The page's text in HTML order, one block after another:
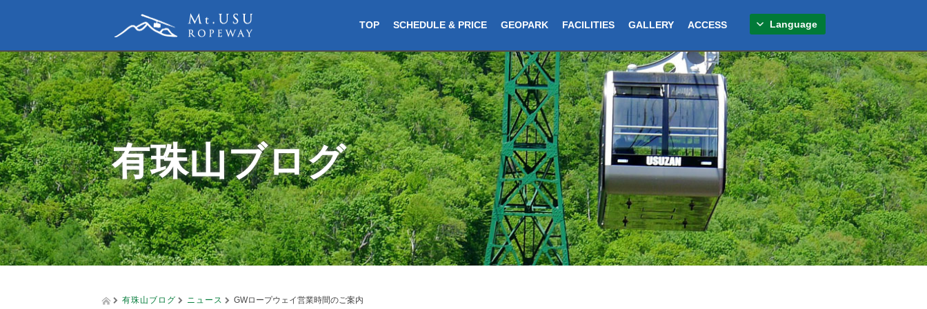
TOP SCHEDULE & PRICE GEOPARK FACILITIES GALLERY ACCESS Language
有珠山ブログ
有珠山ブログ ニュース GWロープウェイ営業時間のご案内